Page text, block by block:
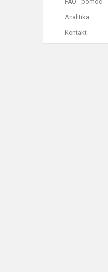
FAQ - pomoć
Analitika
Kontakt